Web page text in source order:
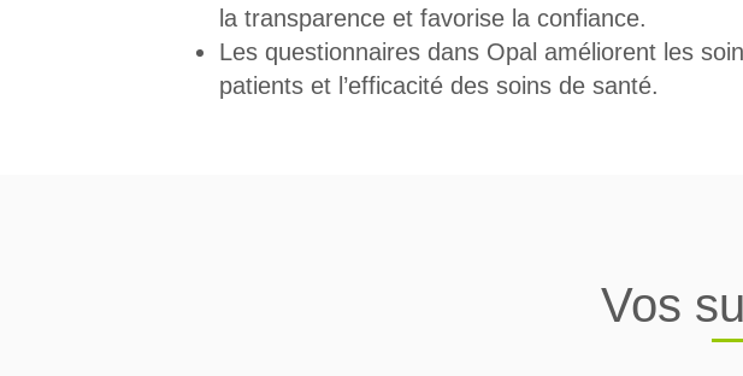
la transparence et favorise la confiance.
Les questionnaires dans Opal améliorent les
patients et l’efficacité des soins de santé.
Vos